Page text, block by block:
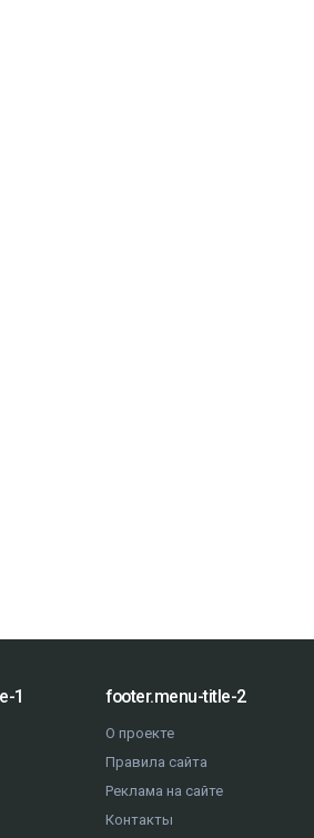
1 footer.menu-title-2
О проекте
Правила сайта
Реклама на сайте
Контакты